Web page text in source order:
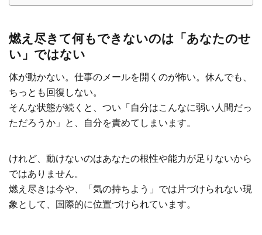
燃え尽きて何もできないのは「あなたのせ
い」ではない
体が動かない。仕事のメールを開くのが怖い。休んでも、
ちっとも回復しない。
そんな状態が続くと、つい「自分はこんなに弱い人間だっ
ただろうか」と、自分を責めてしまいます。
けれど、動けないのはあなたの根性や能力が足りないから
ではありません。
燃え尽きは今や、「気の持ちよう」では片づけられない現
象として、国際的に位置づけられています。